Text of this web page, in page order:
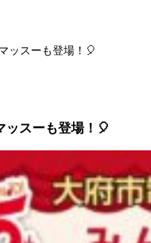
ッスーも登場！🎈
スーも登場！🎈